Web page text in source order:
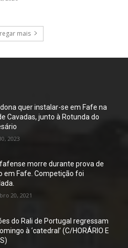
mais
quer instalar-se em Fafe na
Cavadas, junto à Rotunda do
2023
morre durante prova de
em Fafe. Competição foi
20, 2021
do Rali de Portugal regressam
à ‘catedral’ (C/HORÁRIO E